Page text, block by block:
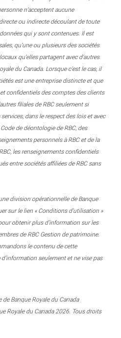
n’acceptent aucune
ou indirecte découlant de toute
qui y sont contenues. Il est
qu’une ou plusieurs des sociétés
qu’elles partagent avec d’autres
du Canada. Lorsque c’est le cas, il
est une entreprise distincte et que
confidentiels des comptes des clients
filiales de RBC seulement si
dans le respect des lois et avec
de déontologie de RBC, des
personnels à RBC et de la
les renseignements confidentiels
entre sociétés affiliées de RBC sans
division opérationnelle de Banque
sur le lien « Conditions d’utilisation »
obtenir plus d’information sur les
de RBC Gestion de patrimoine.
le contenu de cette
seulement et ne vise pas
Banque Royale du Canada
Royale du Canada 2026. Tous droits